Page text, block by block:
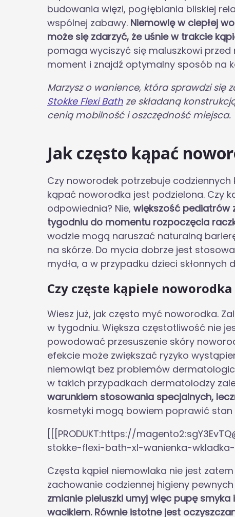
budowania więzi, pogłębiania bliskiej
wspólnej zabawy. Niemowlę w ciepłej
może się zdarzyć, że uśnie w trakcie
pomaga wyciszyć się maluszkowi
moment i znajdź optymalny sposób na
Marzysz o wanience, która sprawdzi się
Stokke Flexi Bath ze składaną
cenią mobilność i oszczędność miejsca.
Jak często kąpać
Czy noworodek potrzebuje
kąpać noworodka jest podzielona. Czy
odpowiednia? Nie, większość pediatrów
tygodniu do momentu rozpoczęcia
wodzie mogą naruszać naturalną
na skórze. Do mycia dobrze jest
mydła, a w przypadku dzieci
Czy częste kąpiele noworodka
Wiesz już, jak często myć noworodka.
w tygodniu. Większa częstotliwość nie
powodować przesuszenie skóry
efekcie może zwiększać ryzyko
niemowląt bez problemów
w takich przypadkach dermatolodzy
warunkiem stosowania specjalnych,
kosmetyki mogą bowiem poprawić stan
[[[PRODUKT:https://
stokke-flexi-bath-xl-wanienka-
Częsta kąpiel niemowlaka nie jest
zachowanie codziennej higieny
zmianie pieluszki umyj więc pupę
wacikiem. Równie istotne jest